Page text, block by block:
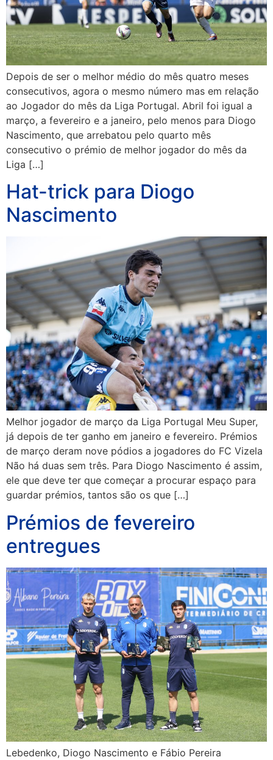
Depois de ser o melhor médio do mês quatro meses
consecutivos, agora o mesmo número mas em relação
ao Jogador do mês da Liga Portugal. Abril foi igual a
março, a fevereiro e a janeiro, pelo menos para Diogo
Nascimento, que arrebatou pelo quarto mês
consecutivo o prémio de melhor jogador do mês da
Liga […]
Hat-trick para Diogo
Nascimento
Melhor jogador de março da Liga Portugal Meu Super,
já depois de ter ganho em janeiro e fevereiro. Prémios
de março deram nove pódios a jogadores do FC Vizela
Não há duas sem três. Para Diogo Nascimento é assim,
ele que deve ter que começar a procurar espaço para
guardar prémios, tantos são os que […]
Prémios de fevereiro
entregues
Lebedenko, Diogo Nascimento e Fábio Pereira